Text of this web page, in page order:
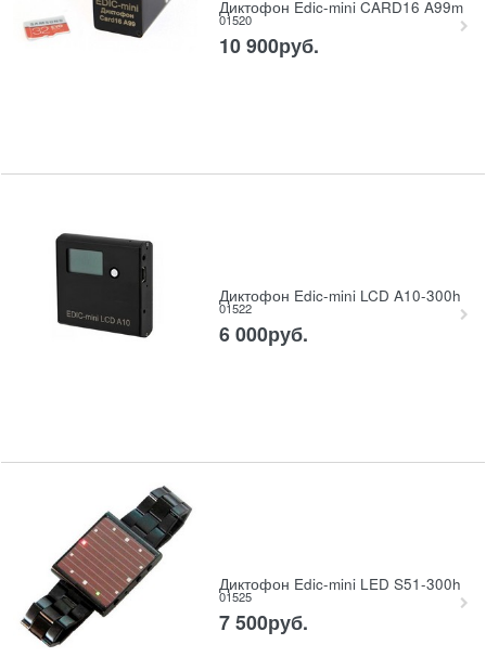
Диктофон Edic-mini CARD16 A99m
01520
10 900руб.
Диктофон Edic-mini LCD A10-300h
01522
6 000руб.
Диктофон Edic-mini LED S51-300h
01525
7 500руб.